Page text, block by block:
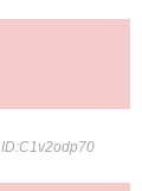
ID:C1v2odp70